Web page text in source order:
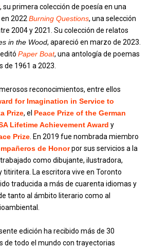
, su primera colección de poesía en una
en 2022Burning Questions, una selección
2004 y 2021. Su colección de relatos
in the Wood, apareció en marzo de 2023.
editóPaper Boat, una antología de poemas
de 1961 a 2023.
reconocimientos, entre ellos
for Imagination in Service to
Prize, el Peace Prize of the German
Lifetime Achievement Award y
Prize . En 2019 fue nombrada miembro
de Honorpor sus servicios a la
como dibujante, ilustradora,
titiritera. La escritora vive en Toronto
traducida a más de cuarenta idiomas y
tanto al ámbito literario como al
edición ha recibido más de 30
de todo el mundo con trayectorias